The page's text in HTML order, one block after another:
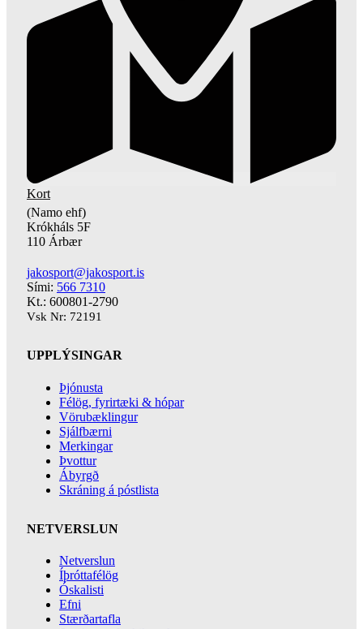
Kort
(Namo ehf)
Krókháls 5F
110 Árbær
jakosport@jakosport.is
Sími: 566 7310
Kt.: 600801-2790
Vsk Nr: 72191
UPPLÝSINGAR
Þjónusta
Félög, fyrirtæki & hópar
Vörubæklingur
Sjálfbærni
Merkingar
Þvottur
Ábyrgð
Skráning á póstlista
NETVERSLUN
Netverslun
Íþróttafélög
Óskalisti
Efni
Stærðartafla